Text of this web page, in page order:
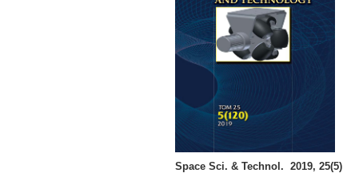
Space Sci. & Technol. 2019, 25(5)